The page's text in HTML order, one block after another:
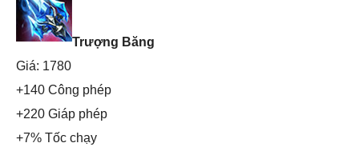
Trượng Băng
Giá: 1780
+140 Công phép
+220 Giáp phép
+7% Tốc chạy